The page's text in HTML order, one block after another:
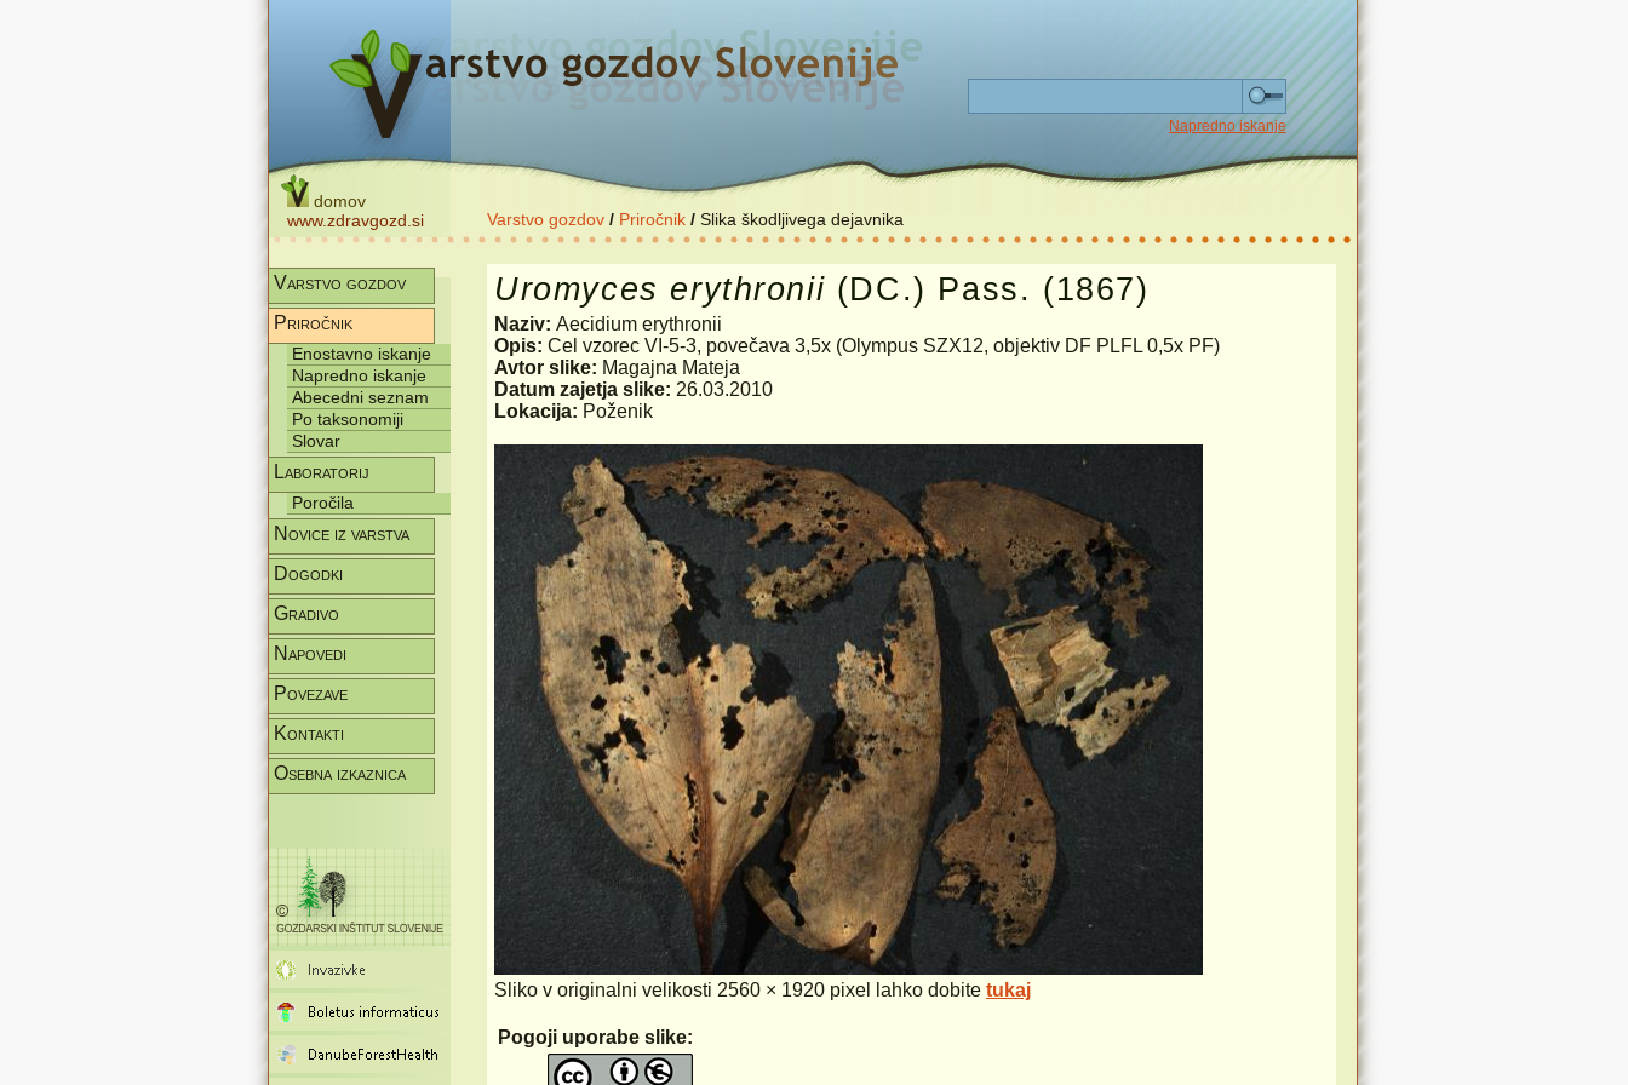
Napredno iskanje
domov
www.zdravgozd.si
Varstvo gozdov / Priročnik / Slika škodljivega dejavnika
Varstvo gozdov
Priročnik
Enostavno iskanje
Napredno iskanje
Abecedni seznam
Po taksonomiji
Slovar
Laboratorij
Poročila
Novice iz varstva
Dogodki
Gradivo
Napovedi
Povezave
Kontakti
Osebna izkaznica
Uromyces erythronii (DC.) Pass. (1867)
Naziv: Aecidium erythronii
Opis: Cel vzorec VI-5-3, povečava 3,5x (Olympus SZX12, objektiv DF PLFL 0,5x PF)
Avtor slike: Magajna Mateja
Datum zajetja slike: 26.03.2010
Lokacija: Poženik
Sliko v originalni velikosti 2560 × 1920 pixel lahko dobite tukaj
Pogoji uporabe slike: